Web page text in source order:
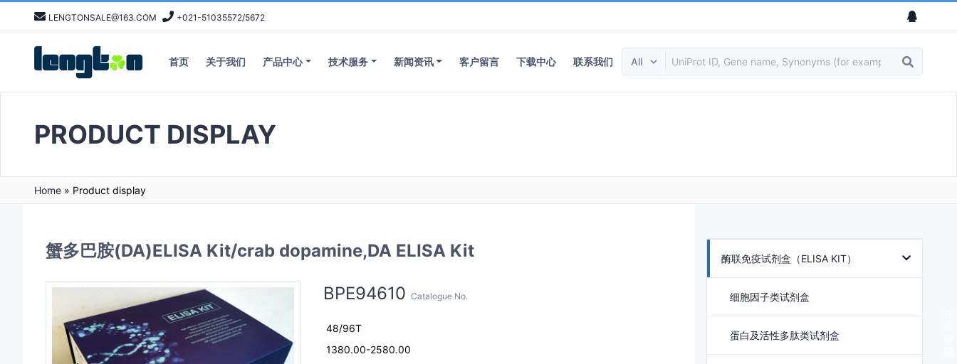
LENGTONSALE@163.COM +021-51035572/5672
首页 关于我们 产品中心 技术服务 新闻资讯 客户留言 下载中心 联系我们
PRODUCT DISPLAY
Home » Product display
蟹多巴胺(DA)ELISA Kit/crab dopamine,DA ELISA Kit
BPE94610Catalogue No.
48/96T
1380.00-2580.00
酶联免疫试剂盒（ELISA KIT）
细胞因子类试剂盒
蛋白及活性多肽类试剂盒